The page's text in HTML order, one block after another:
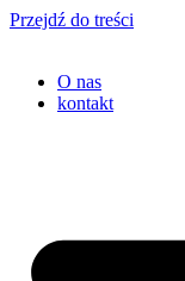
Przejdź do treści
O nas
kontakt